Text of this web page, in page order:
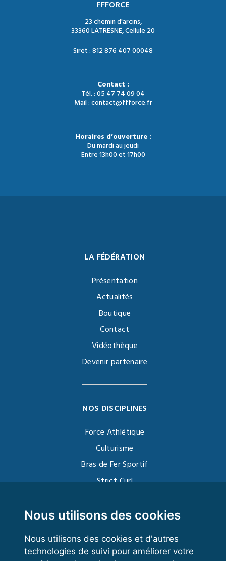
Nous utilisons des cookies
Nous utilisons des cookies et d'autres
technologies de suivi pour améliorer votre
FFFORCE
23 chemin d'arcins,
33360 LATRESNE, Cellule 20
Siret : 812 876 407 00048
Contact :
Tél. : 05 47 74 09 04
Mail : contact@ffforce.fr
Horaires d’ouverture :
Du mardi au jeudi
Entre 13h00 et 17h00
LA FÉDÉRATION
Présentation
Actualités
Boutique
Contact
Vidéothèque
Devenir partenaire
NOS DISCIPLINES
Force Athlétique
Culturisme
Bras de Fer Sportif
Strict Curl
Kettlebell